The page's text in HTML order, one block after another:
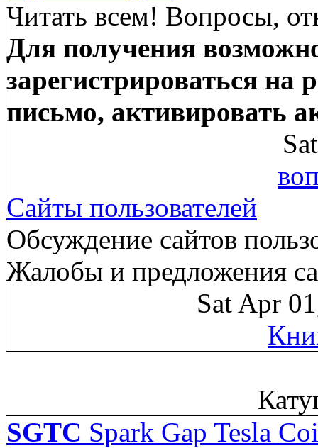
Читать всем! Вопросы,
Для получения
зарегистрироваться
письмо, активировать
Сайты пользователей
Обсуждение сайтов
Жалобы и предложения
Sat Apr
SGTC Spark Gap Tesla